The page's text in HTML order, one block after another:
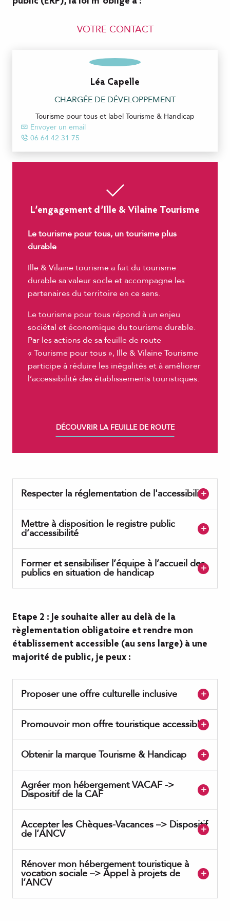
VOTRE CONTACT
Léa Capelle
CHARGÉE DE DÉVELOPPEMENT
Tourisme pour tous et label Tourisme & Handicap
Envoyer un email
06 64 42 31 75
L’engagement d’Ille & Vilaine Tourisme
Le tourisme pour tous, un tourisme plus
durable
Ille & Vilaine tourisme a fait du tourisme
durable sa valeur socle et accompagne les
partenaires du territoire en ce sens.
Le tourisme pour tous répond à un enjeu
sociétal et économique du tourisme durable.
Par les actions de sa feuille de route
« Tourisme pour tous », Ille & Vilaine Tourisme
participe à réduire les inégalités et à améliorer
l’accessibilité des établissements touristiques.
DÉCOUVRIR LA FEUILLE DE ROUTE
Respecter la réglementation de l'accessibilité
Mettre à disposition le registre public
d’accessibilité
Former et sensibiliser l’équipe à l’accueil des
publics en situation de handicap
Etape 2 : Je souhaite aller au delà de la
règlementation obligatoire et rendre mon
établissement accessible (au sens large) à une
majorité de public, je peux :
Proposer une offre culturelle inclusive
Promouvoir mon offre touristique accessible
Obtenir la marque Tourisme & Handicap
Agréer mon hébergement VACAF ->
Dispositif de la CAF
Accepter les Chèques-Vacances –> Dispositif
de l’ANCV
Rénover mon hébergement touristique à
vocation sociale –> Appel à projets de
l’ANCV